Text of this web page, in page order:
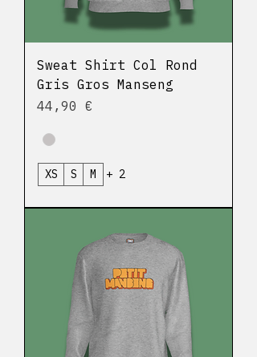
Sweat Shirt Col Rond
Gris Gros Manseng
Prix
44,90 €
XS S M + 2